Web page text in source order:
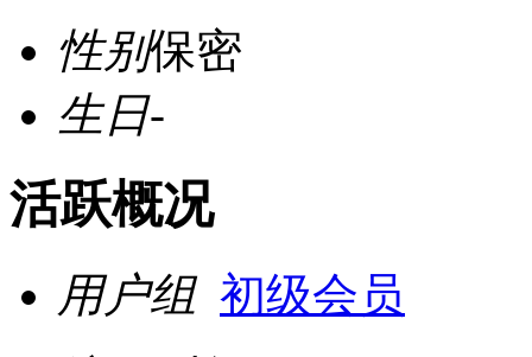
性别保密
生日-
活跃概况
用户组 初级会员